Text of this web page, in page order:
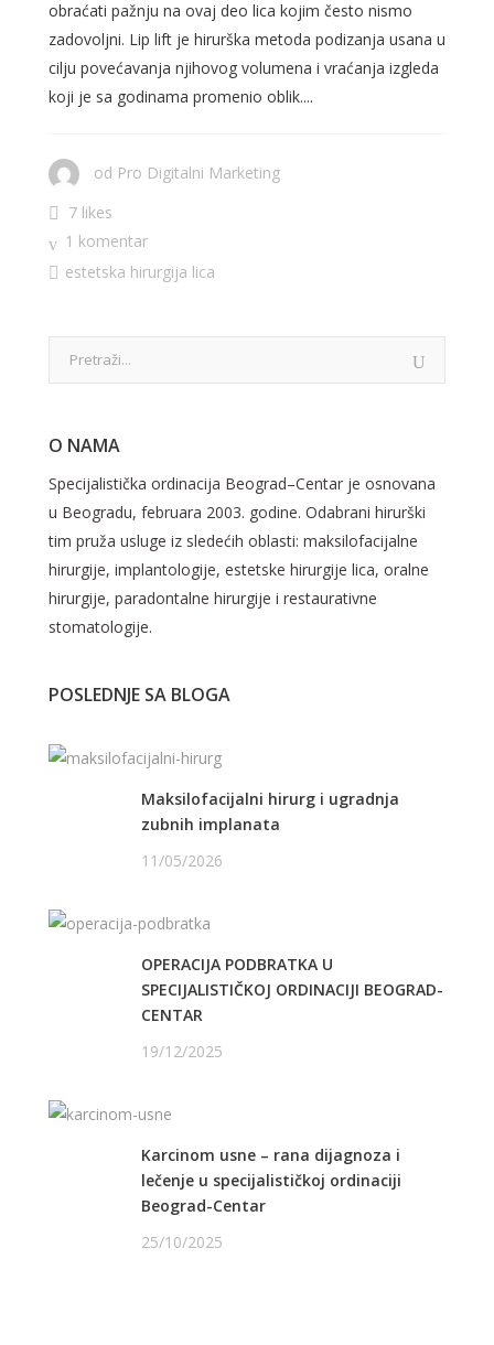
obraćati pažnju na ovaj deo lica kojim često nismo
zadovoljni. Lip lift je hirurška metoda podizanja usana u
cilju povećavanja njihovog volumena i vraćanja izgleda
koji je sa godinama promenio oblik....
od Pro Digitalni Marketing
7 likes
1 komentar
estetska hirurgija lica
O NAMA
Specijalistička ordinacija Beograd–Centar je osnovana
u Beogradu, februara 2003. godine. Odabrani hirurški
tim pruža usluge iz sledećih oblasti: maksilofacijalne
hirurgije, implantologije, estetske hirurgije lica, oralne
hirurgije, paradontalne hirurgije i restaurativne
stomatologije.
POSLEDNJE SA BLOGA
Maksilofacijalni hirurg i ugradnja
zubnih implanata
11/05/2026
OPERACIJA PODBRATKA U
SPECIJALISTIČKOJ ORDINACIJI BEOGRAD-
CENTAR
19/12/2025
Karcinom usne – rana dijagnoza i
lečenje u specijalističkoj ordinaciji
Beograd-Centar
25/10/2025